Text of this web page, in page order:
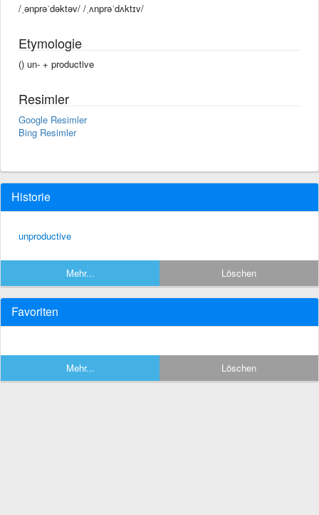
/ˌənprəˈdəktəv/ /ˌʌnprəˈdʌktɪv/
Etymologie
() un- +‎ productive
Resimler
Google Resimler
Bing Resimler
Historie
unproductive
Mehr... Löschen
Favoriten
Mehr... Löschen